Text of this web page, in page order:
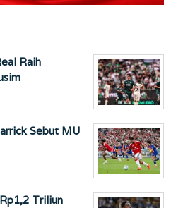
Raih
Sebut MU
Triliun